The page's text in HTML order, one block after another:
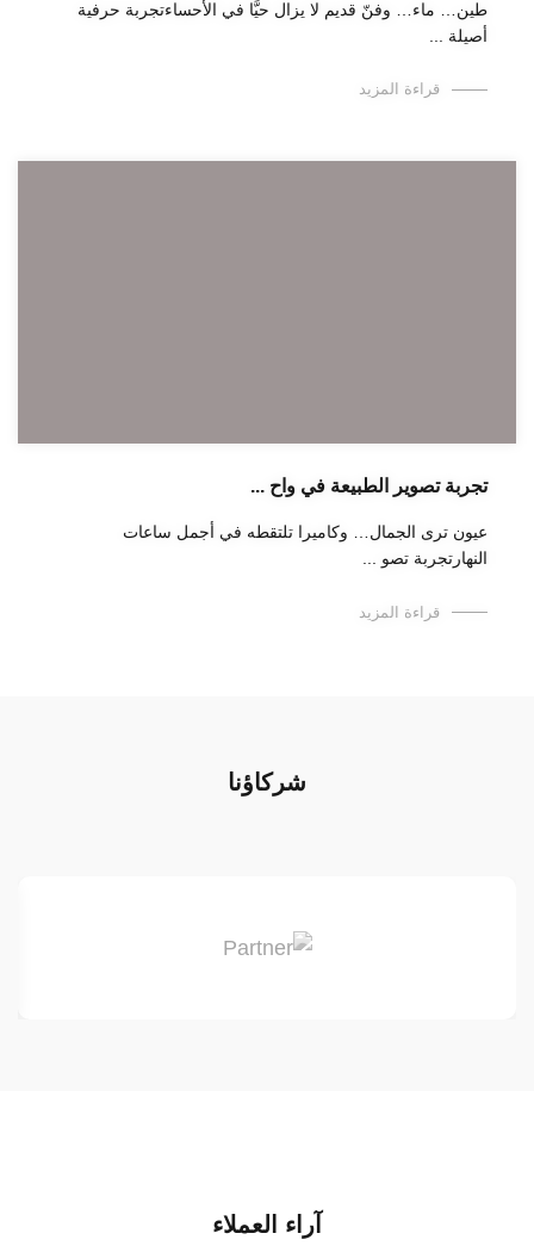
طين… ماء… وفنّ قديم لا يزال حيًّا في الأحساءتجربة حرفية
أصيلة ...
قراءة المزيد
تجربة تصوير الطبيعة في واح ...
عيون ترى الجمال… وكاميرا تلتقطه في أجمل ساعات
النهارتجربة تصو ...
قراءة المزيد
شركاؤنا
آراء العملاء